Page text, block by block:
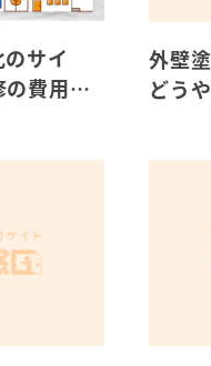
サイ
費用相
外壁
どう